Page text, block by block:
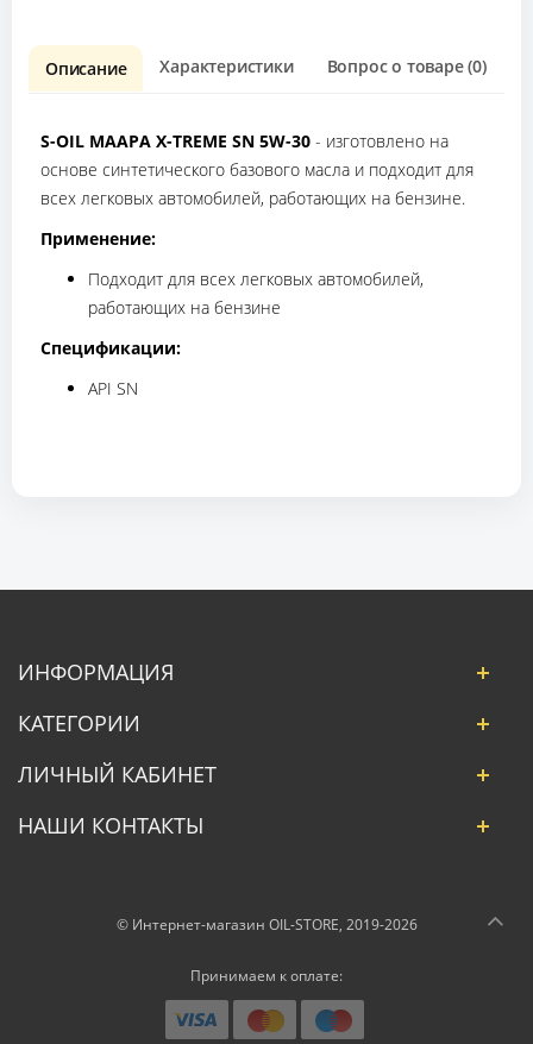
Описание Характеристики Вопрос о товаре (0)
S-OIL MAAPA X-TREME SN 5W-30 - изготовлено на
основе синтетического базового масла и подходит для
всех легковых автомобилей, работающих на бензине.
Применение:
Подходит для всех легковых автомобилей,
работающих на бензине
Спецификации:
API SN
ИНФОРМАЦИЯ
КАТЕГОРИИ
ЛИЧНЫЙ КАБИНЕТ
НАШИ КОНТАКТЫ
© Интернет-магазин OIL-STORE, 2019-2026
Принимаем к оплате: